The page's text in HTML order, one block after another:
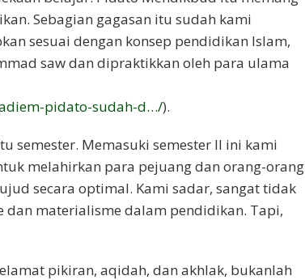
Sebagian gagasan itu sudah kami
sesuai dengan konsep pendidikan Islam,
saw dan dipraktikkan oleh para ulama
pidato-sudah-d…/).
semester. Memasuki semester II ini kami
melahirkan para pejuang dan orang-orang
secara optimal. Kami sadar, sangat tidak
materialisme dalam pendidikan. Tapi,
pikiran, aqidah, dan akhlak, bukanlah